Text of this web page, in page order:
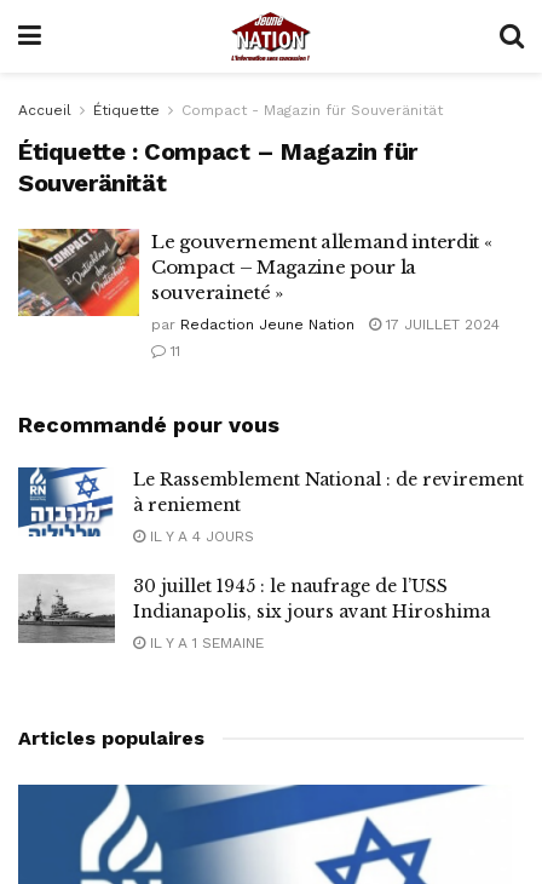
Accueil Étiquette Compact - Magazin für Souveränität
Étiquette : Compact – Magazin für
Souveränität
Le gouvernement allemand interdit «
Compact – Magazine pour la
souveraineté »
par Redaction Jeune Nation
17 JUILLET 2024
11
Recommandé pour vous
Le Rassemblement National : de revirement
à reniement
IL Y A 4 JOURS
30 juillet 1945 : le naufrage de l’USS
Indianapolis, six jours avant Hiroshima
IL Y A 1 SEMAINE
Articles populaires